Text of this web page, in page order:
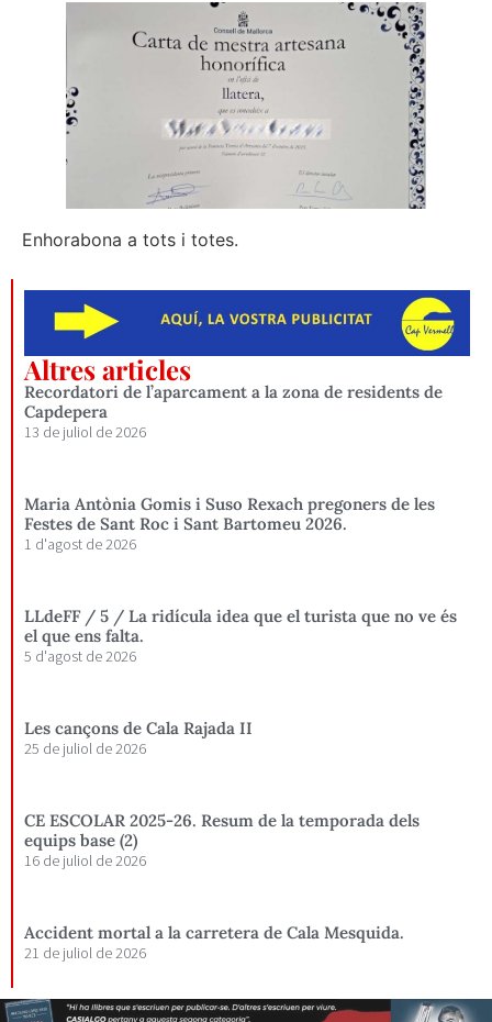
Enhorabona a tots i totes.
Altres articles
Recordatori de l’aparcament a la zona de residents de
Capdepera
13 de juliol de 2026
Maria Antònia Gomis i Suso Rexach pregoners de les
Festes de Sant Roc i Sant Bartomeu 2026.
1 d'agost de 2026
LLdeFF / 5 / La ridícula idea que el turista que no ve és
el que ens falta.
5 d'agost de 2026
Les cançons de Cala Rajada II
25 de juliol de 2026
CE ESCOLAR 2025-26. Resum de la temporada dels
equips base (2)
16 de juliol de 2026
Accident mortal a la carretera de Cala Mesquida.
21 de juliol de 2026